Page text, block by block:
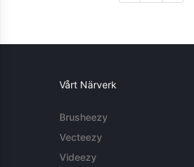
Vårt Närverk
Brusheezy
Vecteezy
Videezy